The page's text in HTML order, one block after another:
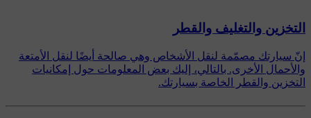
التخزين والتغليف والقطر
إنّ سيارتك مصمّمة لنقل الأشخاص وهي صالحة أيضًا لنقل الأمتعة
والأحمال الأخرى. بالتالي، إليك بعض المعلومات حول إمكانيات
التخزين والقطر الخاصة بسيارتك.